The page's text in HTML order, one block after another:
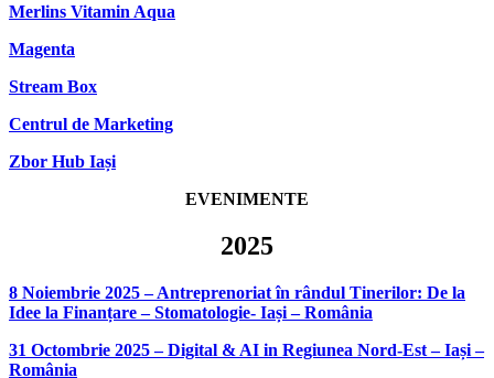
Merlins Vitamin Aqua
Magenta
Stream Box
Centrul de Marketing
Zbor Hub Iași
EVENIMENTE
2025
8 Noiembrie 2025 – Antreprenoriat în rândul Tinerilor: De la
Idee la Finanțare – Stomatologie- Iași – România
31 Octombrie 2025 – Digital & AI in Regiunea Nord-Est – Iași –
România